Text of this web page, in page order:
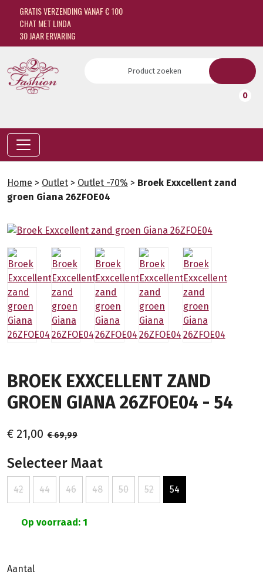
GRATIS VERZENDING VANAF € 100
CHAT MET LINDA
30 JAAR ERVARING
0
Home > Outlet > Outlet -70% > Broek Exxcellent zand
groen Giana 26ZFOE04
BROEK EXXCELLENT ZAND
GROEN GIANA 26ZFOE04 - 54
€ 21,00 € 69,99
Selecteer Maat
42 44 46 48 50 52 54
Op voorraad: 1
Aantal